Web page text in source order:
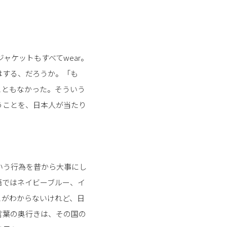
ケットもすべてwear。
る、だろうか。「も
もなかった。そういう
とを、日本人が当たり
行為を昔から大事にし
はネイビーブルー、イ
わからないけれど、日
の奥行きは、その国の